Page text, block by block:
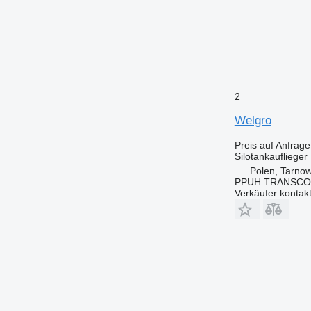
2
Welgro
Preis auf Anfrage
Silotankauflieger
Polen,
PPUH
Verkäufer